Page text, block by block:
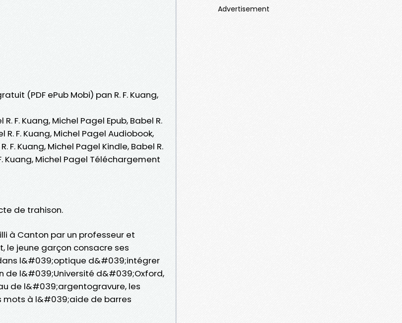
(PDF ePub Mobi) pan R. F. Kuang,
F. Kuang, Michel Pagel Epub, Babel R.
R. F. Kuang, Michel Pagel Audiobook,
F. Kuang, Michel Pagel Kindle, Babel R.
Kuang, Michel Pagel Téléchargement
de trahison.
à Canton par un professeur et
le jeune garçon consacre ses
l&#039;optique d&#039;intégrer
de l&#039;Université d&#039;Oxford,
de l&#039;argentogravure, les
mots à l&#039;aide de barres
Advertisement